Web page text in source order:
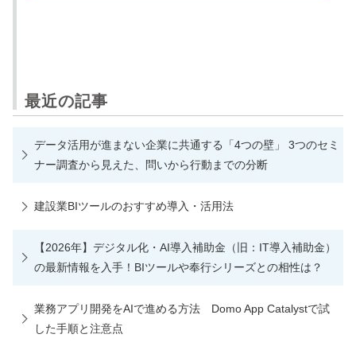
最近の記事
データ活用が進まない企業に共通する「4つの壁」 3つのセミ
ナー調査から見えた、問いから行動までの分断
建設業BIツールのおすすめ導入・活用法
【2026年】デジタル化・AI導入補助金（旧：IT導入補助金）
の最新情報を入手！BIツールや奉行シリーズとの相性は？
業務アプリ開発をAIで進める方法 Domo App Catalystで試
した手順と注意点